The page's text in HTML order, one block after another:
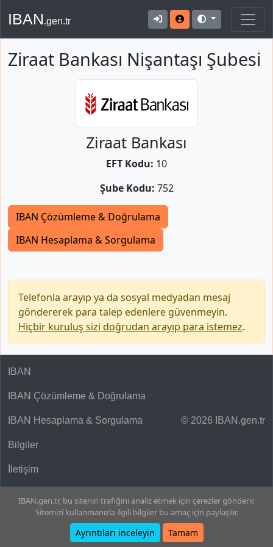
IBAN.gen.tr
Ziraat Bankası Nişantaşı Şubesi
Ziraat Bankası
EFT Kodu: 10
Şube Kodu: 752
IBAN Çözümleme & Doğrulama
IBAN Hesaplama & Sorgulama
Telefonla arayıp ya da sosyal medyadan mesaj
göndererek para talep edenlere güvenmeyin.
Hiçbir kuruluş sizi doğrudan arayıp para istemez.
© 2026 IBAN.gen.tr
IBAN
IBAN Çözümleme & Doğrulama
IBAN Hesaplama & Sorgulama
Bilgiler
İletişim
IBAN.gen.tr, bu sitenin trafiğini analiz etmek için çerezler gönderir.
Sitemizi kullanmanızla ilgili bilgiler bu amaç için paylaşılır.
Ayrıntıları inceleyin Tamam